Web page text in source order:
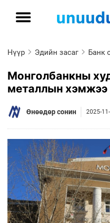
Нүүр Эдийн засаг Банк
Монголбанкны
металлын хэмжээ
Өнөөдөр сонин 2025-